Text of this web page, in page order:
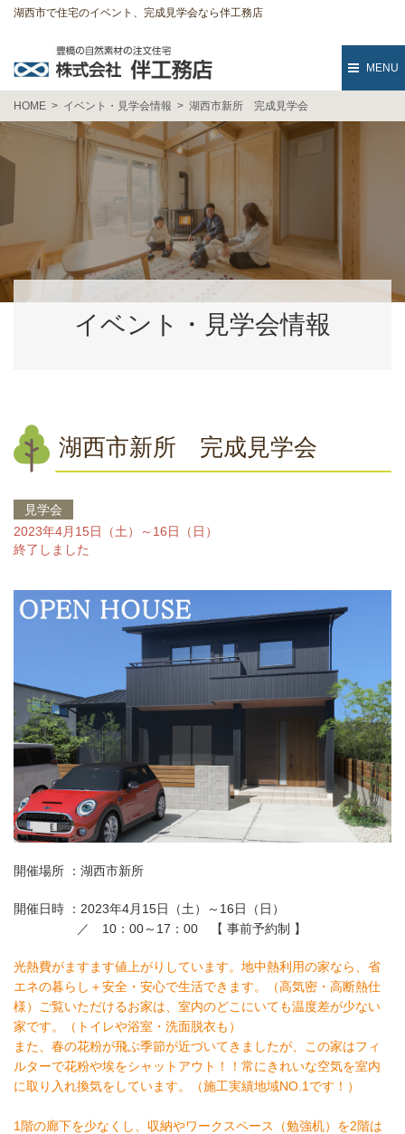
湖西市で住宅のイベント、完成見学会なら伴工務店
MENU
HOME イベント・見学会情報 湖西市新所 完成見学会
イベント・見学会情報
湖西市新所 完成見学会
見学会
2023年4月15日（土）～16日（日）
終了しました
開催場所 ：湖西市新所
開催日時 ：2023年4月15日（土）～16日（日）
／ 10：00～17：00 【 事前予約制 】
光熱費がますます値上がりしています。地中熱利用の家なら、省
エネの暮らし＋安全・安心で生活できます。（高気密・高断熱仕
様）ご覧いただけるお家は、室内のどこにいても温度差が少ない
家です。（トイレや浴室・洗面脱衣も）
また、春の花粉が飛ぶ季節が近づいてきましたが、この家はフィ
ルターで花粉や埃をシャットアウト！！常にきれいな空気を室内
に取り入れ換気をしています。（施工実績地域NO.1です！）
1階の廊下を少なくし、収納やワークスペース（勉強机）を2階は